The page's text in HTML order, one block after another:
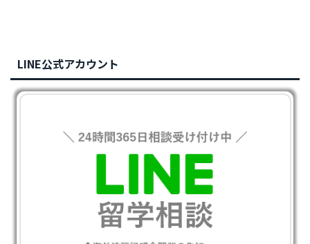
LINE公式アカウント